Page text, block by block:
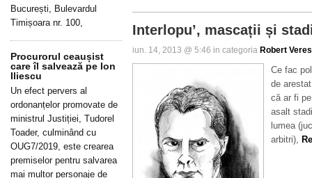
Interlopu’, mascații și
iun. 14, 2013 @ 5:46 in categoria Robert
Ce fac
de
că ar fi
asalt
lumea
arbitri),
București, Bulevardul
Timișoara nr. 100,
Procurorul ceaușist
care îl salvează pe Ion
Iliescu
Un efect pervers al
ordonanțelor promovate de
ministrul Justiției, Tudorel
Toader, culminând cu
OUG7/2019, este crearea
premiselor pentru salvarea
mai multor personaje de